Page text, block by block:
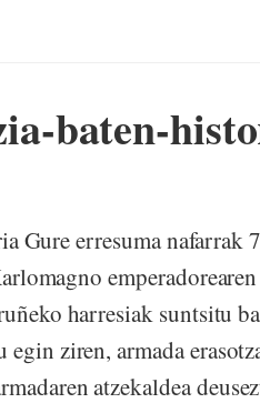
baten-
erresuma nafarrak
harresiak suntsitu
ziren, armada
atzekaldea